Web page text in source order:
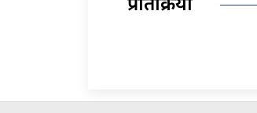
प्रतिक्रिया